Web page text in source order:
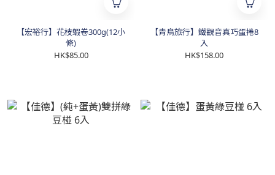
【宏裕行】花枝蝦卷300g(12小
條)
HK$85.00
【青鳥旅行】鐵觀音真巧蛋捲8
入
HK$158.00